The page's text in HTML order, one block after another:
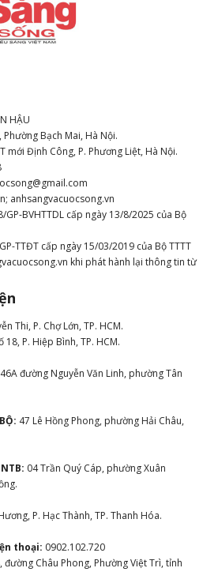
HẬU
Bạch Mai, Hà Nội.
mới Định Công, P. Phương Liệt, Hà Nội.
anhsangvacuocsong.vn
GP-BVHTTDL cấp ngày 13/8/2025 của Bộ
TTĐT cấp ngày 15/03/2019 của Bộ TTTT
khi phát hành lại thông tin từ
Thi, P. Chợ Lớn, TP. HCM.
P. Hiệp Bình, TP. HCM.
đường Nguyễn Văn Linh, phường Tân
47 Lê Hồng Phong, phường Hải Châu,
04 Trần Quý Cáp, phường Xuân
P. Hạc Thành, TP. Thanh Hóa.
thoại: 0902.102.720
đường Châu Phong, Phường Việt Trì, tỉnh